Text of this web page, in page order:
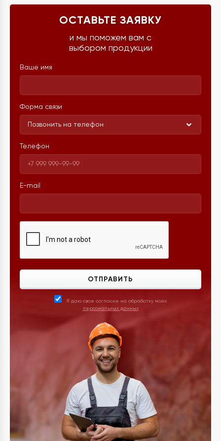
ОСТАВЬТЕ ЗАЯВКУ
и мы поможем вам с
выбором продукции
Ваше имя
Форма связи
Позвонить на телефон
Телефон
E-mail
ОТПРАВИТЬ
Я даю свое согласие на обработку моих
персональных данных